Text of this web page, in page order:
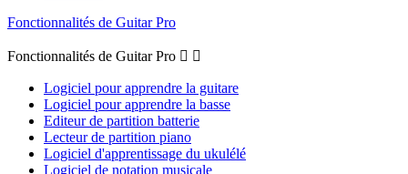
Fonctionnalités de Guitar Pro
Fonctionnalités de Guitar Pro  
Logiciel pour apprendre la guitare
Logiciel pour apprendre la basse
Editeur de partition batterie
Lecteur de partition piano
Logiciel d'apprentissage du ukulélé
Logiciel de notation musicale